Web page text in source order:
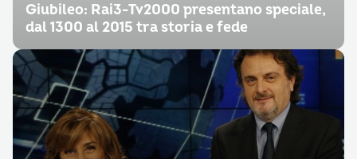
Giubileo: Rai3-Tv2000 presentano speciale,
dal 1300 al 2015 tra storia e fede